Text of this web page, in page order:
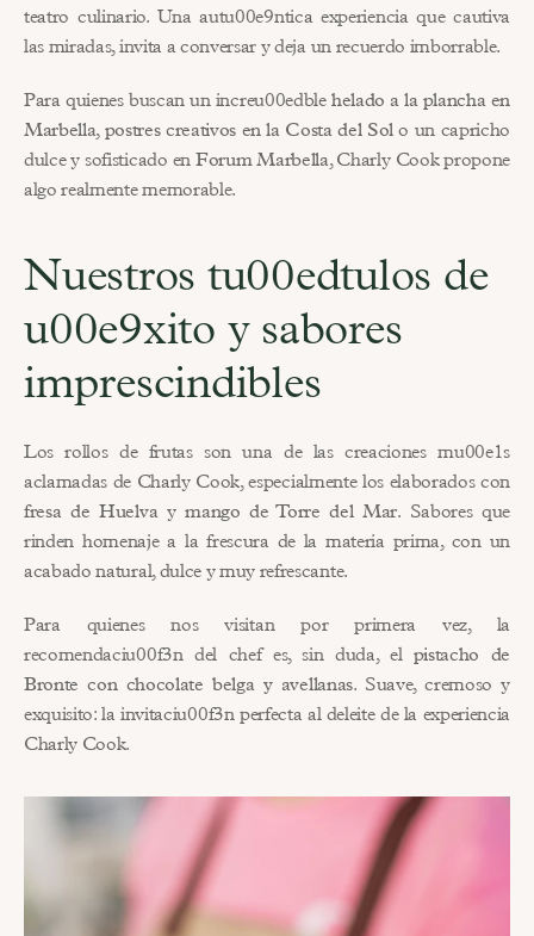
teatro culinario. Una autu00e9ntica experiencia que cautiva
las miradas, invita a conversar y deja un recuerdo imborrable.
Para quienes buscan un increu00edble helado a la plancha en
Marbella, postres creativos en la Costa del Sol o un capricho
dulce y sofisticado en Forum Marbella, Charly Cook propone
algo realmente memorable.
Nuestros tu00edtulos de
u00e9xito y sabores
imprescindibles
Los rollos de frutas son una de las creaciones mu00e1s
fresa de Huelva y mango de Torre del Mar. Sabores que
rinden homenaje a la frescura de la materia prima, con un
acabado natural, dulce y muy refrescante.
Para quienes nos visitan por primera vez, la
recomendaciu00f3n del chef es, sin duda, el pistacho de
Bronte con chocolate belga y avellanas. Suave, cremoso y
exquisito: la invitaciu00f3n perfecta al deleite de la experiencia
Charly Cook.